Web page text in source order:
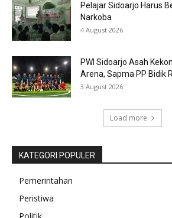
Pelajar Sidoarjo Harus
Narkoba
4 August 2026
PWI Sidoarjo Asah
Arena, Sapma PP Bidik
3 August 2026
Load more
KATEGORI POPULER
Pemerintahan
Peristiwa